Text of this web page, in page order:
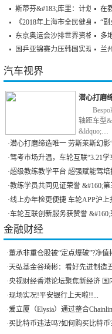
斯蒂芬&#183;库里：计划参
《2018年上海市全民健身发
东京奥运会沙排世界资格赛
国乒亚锦赛力压韩国实现男
在
“
多
兰
汽车视界
潜心打磨
轴距车型
&ldquo;…
·潜心打磨缔造唯一 劳斯莱斯幻影
·驾考市场升温，车轮互联“3.21学
·超级教练教学平台 超强赋能驾培
·教练学员共同见证荣誉 &#160;第
·线上办年检更便捷 车轮APP沪上
·车轮互联创新服务获赞誉 &#160;
金融财经
·董承非重仓股被“定点爆破”?净值
·天弘基金谷琦彬：看好先进制造
·央视财经香港论坛聚焦新经济 国
·现场实况!平安银行上天啦!!...
·爱立厦（Elysia）通过整合
·买比特币违法吗?如何购买比特币